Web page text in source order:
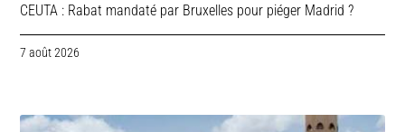
CEUTA : Rabat mandaté par Bruxelles pour piéger Madrid ?
7 août 2026